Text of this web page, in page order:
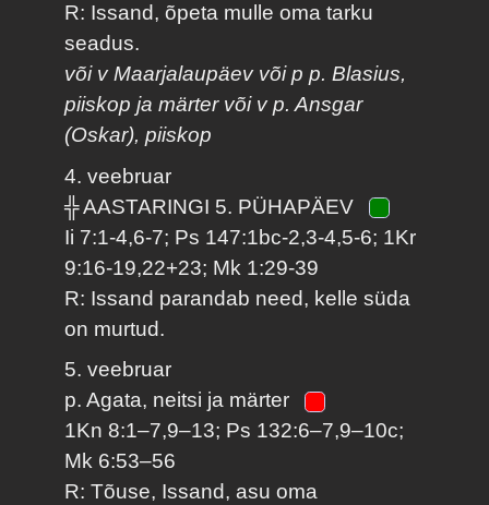
R: Issand, õpeta mulle oma tarku
seadus.
või v Maarjalaupäev või p p. Blasius,
piiskop ja märter või v p. Ansgar
(Oskar), piiskop
4. veebruar
╬ AASTARINGI 5. PÜHAPÄEV
Ii 7:1-4,6-7; Ps 147:1bc-2,3-4,5-6; 1Kr
9:16-19,22+23; Mk 1:29-39
R: Issand parandab need, kelle süda
on murtud.
5. veebruar
p. Agata, neitsi ja märter
1Kn 8:1–7,9–13; Ps 132:6–7,9–10c;
Mk 6:53–56
R: Tõuse, Issand, asu oma